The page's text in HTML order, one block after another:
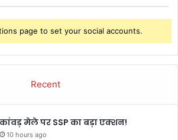
page to set your social accounts.
Recent
कांवड़ मेले पर SSP का बड़ा एक्शन!
10 hours ago